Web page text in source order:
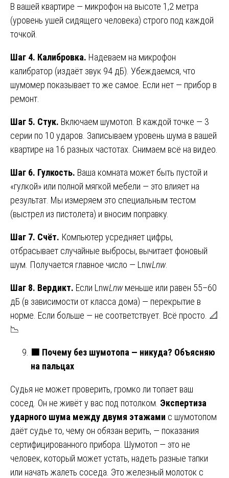
В вашей квартире — микрофон на высоте 1,2 метра
(уровень ушей сидящего человека) строго под каждой
точкой.
Шаг 4. Калибровка. Надеваем на микрофон
калибратор (издаёт звук 94 дБ). Убеждаемся, что
шумомер показывает то же самое. Если нет — прибор в
ремонт.
Шаг 5. Стук. Включаем шумотоп. В каждой точке — 3
серии по 10 ударов. Записываем уровень шума в вашей
квартире на 16 разных частотах. Снимаем всё на видео.
Шаг 6. Гулкость. Ваша комната может быть пустой и
«гулкой» или полной мягкой мебели — это влияет на
результат. Мы измеряем это специальным тестом
(выстрел из пистолета) и вносим поправку.
Шаг 7. Счёт. Компьютер усредняет цифры,
отбрасывает случайные выбросы, вычитает фоновый
шум. Получается главное число — LnwLnw​.
Шаг 8. Вердикт. Если LnwLnw​ меньше или равен 55–60
дБ (в зависимости от класса дома) — перекрытие в
норме. Если больше — не соответствует. Всё просто. 📐
📉
🟩 Почему без шумотопа — никуда? Объясняю
на пальцах
Судья не может проверить, громко ли топает ваш
сосед. Он не живёт у вас под потолком. Экспертиза
ударного шума между двумя этажами с шумотопом
даёт судье то, чему он обязан верить, — показания
сертифицированного прибора. Шумотоп — это не
человек, который может устать, надеть разные тапки
или начать жалеть соседа. Это железный молоток с